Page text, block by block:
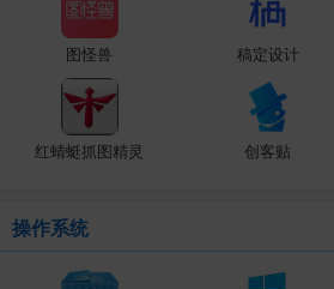
图怪兽 稿定设计
红蜻蜓抓图精灵 创客贴
操作系统